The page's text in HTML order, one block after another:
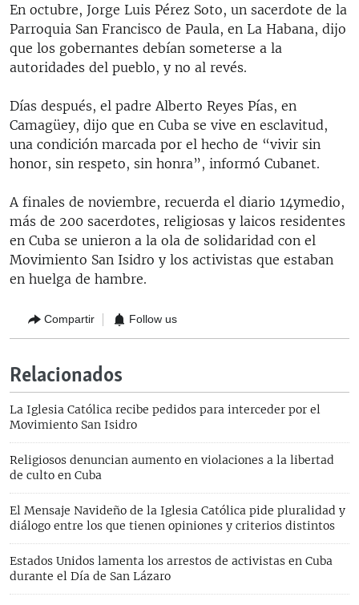
En octubre, Jorge Luis Pérez Soto, un sacerdote de la
Parroquia San Francisco de Paula, en La Habana, dijo
que los gobernantes debían someterse a la
autoridades del pueblo, y no al revés.
Días después, el padre Alberto Reyes Pías, en
Camagüey, dijo que en Cuba se vive en esclavitud,
una condición marcada por el hecho de “vivir sin
honor, sin respeto, sin honra”, informó Cubanet.
A finales de noviembre, recuerda el diario 14ymedio,
más de 200 sacerdotes, religiosas y laicos residentes
en Cuba se unieron a la ola de solidaridad con el
Movimiento San Isidro y los activistas que estaban
en huelga de hambre.
Compartir Follow us
Relacionados
La Iglesia Católica recibe pedidos para interceder por el
Movimiento San Isidro
Religiosos denuncian aumento en violaciones a la libertad
de culto en Cuba
El Mensaje Navideño de la Iglesia Católica pide pluralidad y
diálogo entre los que tienen opiniones y criterios distintos
Estados Unidos lamenta los arrestos de activistas en Cuba
durante el Día de San Lázaro